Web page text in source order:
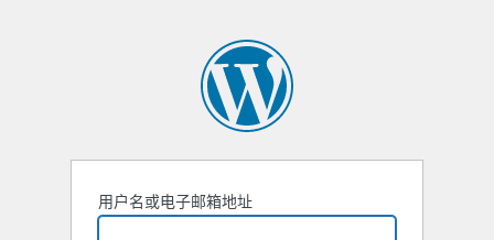
用户名或电子邮箱地址